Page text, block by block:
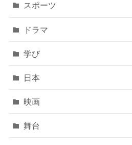
スポーツ
ドラマ
学び
日本
映画
舞台